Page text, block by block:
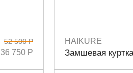
52 500 Р
36 750 Р Размеры
HAIKURE
Замшевая куртка